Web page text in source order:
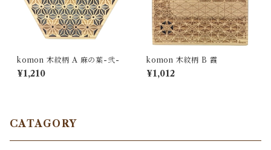
komon 木紋柄 A 麻の葉-弐-
¥1,210
komon 木紋柄 B 霞
¥1,012
CATAGORY